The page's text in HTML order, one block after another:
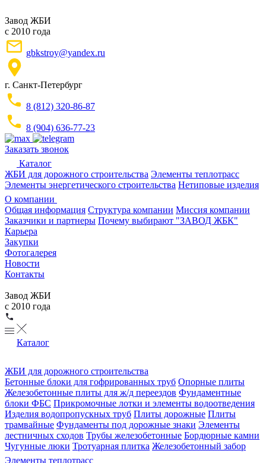
Завод ЖБИ
с 2010 года
gbkstroy@yandex.ru
г. Санкт-Петербург
8 (812) 320-86-87
8 (904) 636-77-23
Заказать звонок
Каталог
ЖБИ для дорожного строительства Элементы теплотрасс
Элементы энергетического строительства Нетиповые изделия
О компании
Общая информация Структура компании Миссия компании
Заказчики и партнеры Почему выбирают "ЗАВОД ЖБК"
Карьера
Закупки
Фотогалерея
Новости
Контакты
Завод ЖБИ
с 2010 года
Каталог
ЖБИ для дорожного строительства
Бетонные блоки для гофрированных труб Опорные плиты
Железобетонные плиты для ж/д переездов Фундаментные
блоки ФБС Прикромочные лотки и элементы водоотведения
Изделия водопропускных труб Плиты дорожные Плиты
трамвайные Фундаменты под дорожные знаки Элементы
лестничных сходов Трубы железобетонные Бордюрные камни
Чугунные люки Тротуарная плитка Железобетонный забор
Элементы теплотрасс